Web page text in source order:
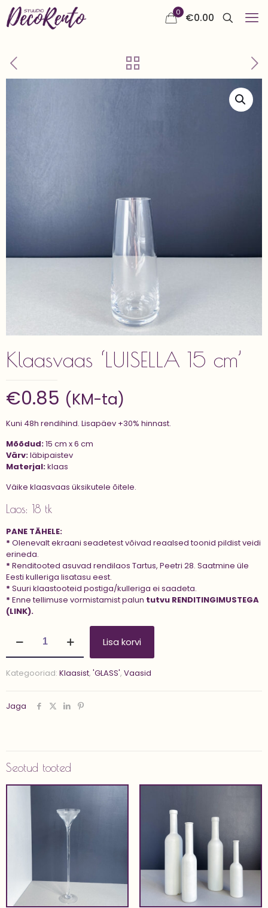
0 €0.00
Klaasvaas ‘LUISELLA 15 cm’
€0.85 (KM-ta)
Kuni 48h rendihind. Lisapäev +30% hinnast.
Mõõdud:15 cm x 6 cm
Värv:läbipaistev
Materjal:klaas
Väike klaasvaas üksikutele õitele.
Laos: 18 tk
PANE TÄHELE:
* Olenevalt ekraani seadetest võivad reaalsed toonid pildist veidi
erineda.
* Renditooted asuvad rendilaos Tartus, Peetri 28. Saatmine üle
Eesti kulleriga lisatasu eest.
* Suuri klaastooteid postiga/kulleriga ei saadeta.
* Enne tellimuse vormistamist palun tutvu RENDITINGIMUSTEGA
(LINK).
'LUISELLA
15
kogus
Lisa korvi
Kategooriad: Klaasist, 'GLASS', Vaasid
Jaga
Seotud tooted